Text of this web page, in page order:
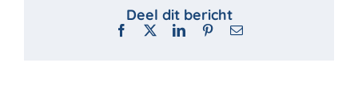
Facebook LinkedInPinterest
E-